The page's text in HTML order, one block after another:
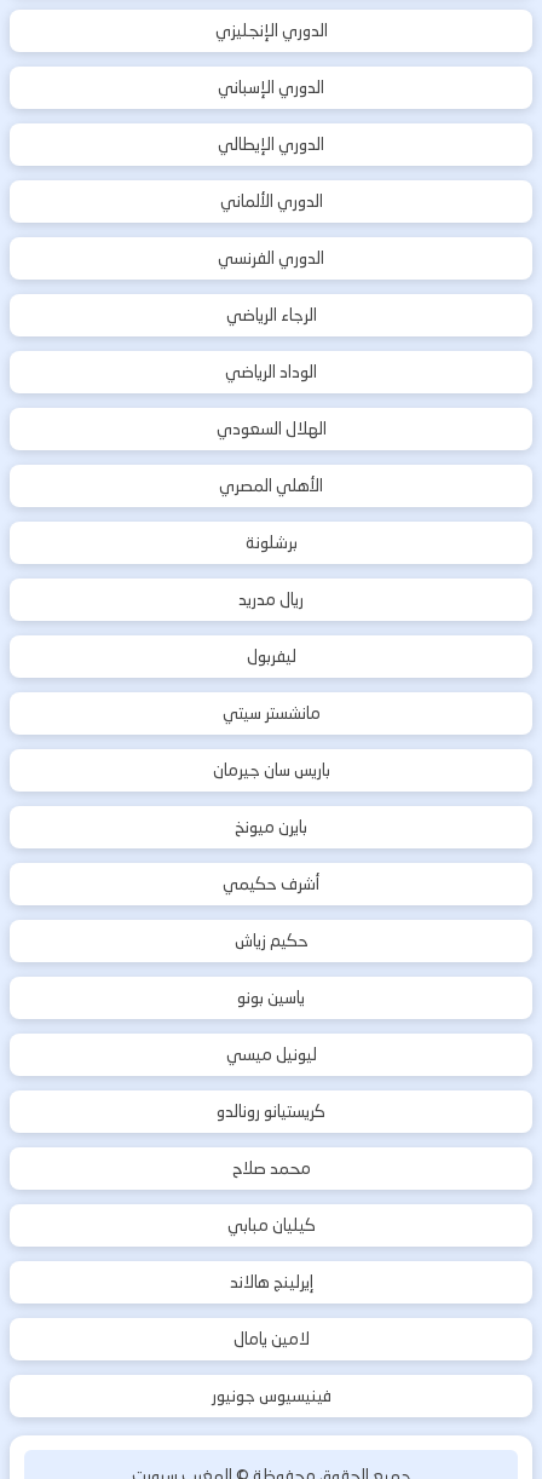
الدوري الإنجليزي
الدوري الإسباني
الدوري الإيطالي
الدوري الألماني
الدوري الفرنسي
الرجاء الرياضي
الوداد الرياضي
الهلال السعودي
الأهلي المصري
برشلونة
ريال مدريد
ليفربول
مانشستر سيتي
باريس سان جيرمان
بايرن ميونخ
أشرف حكيمي
حكيم زياش
ياسين بونو
ليونيل ميسي
كريستيانو رونالدو
محمد صلاح
كيليان مبابي
إيرلينج هالاند
لامين يامال
فينيسيوس جونيور